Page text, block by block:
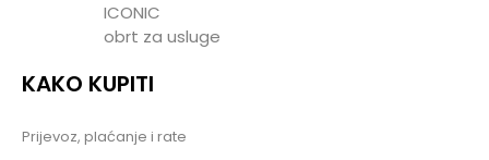
ICONIC
obrt za usluge
KAKO KUPITI
Prijevoz, plaćanje i rate